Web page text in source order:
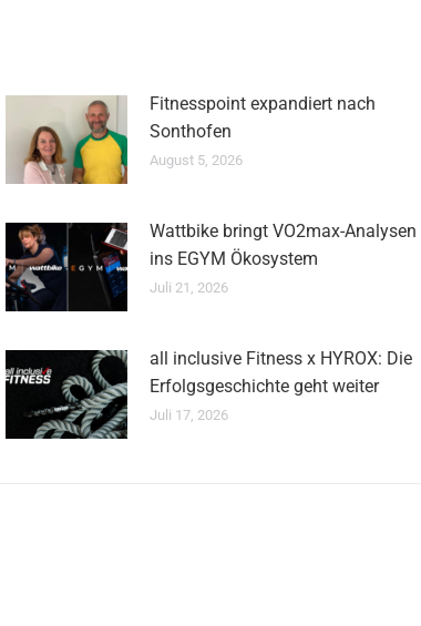
Fitnesspoint expandiert nach
Sonthofen
August 5, 2026
Wattbike bringt VO2max-Analysen
ins EGYM Ökosystem
Juli 21, 2026
all inclusive Fitness x HYROX: Die
Erfolgsgeschichte geht weiter
Juli 17, 2026